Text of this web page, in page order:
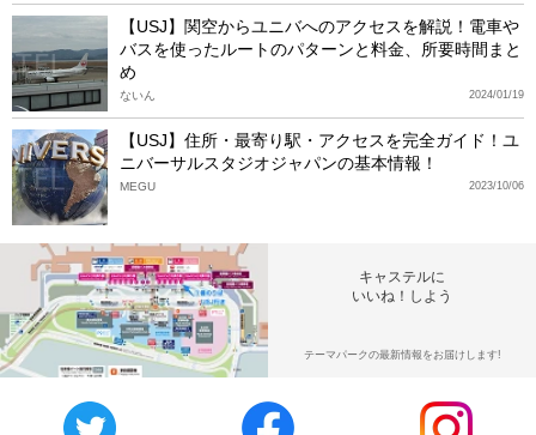
【USJ】関空からユニバへのアクセスを解説！電車や
バスを使ったルートのパターンと料金、所要時間まと
め
2024/01/19
ないん
【USJ】住所・最寄り駅・アクセスを完全ガイド！ユ
ニバーサルスタジオジャパンの基本情報！
2023/10/06
MEGU
キャステルに
いいね！しよう
テーマパークの最新情報をお届けします!